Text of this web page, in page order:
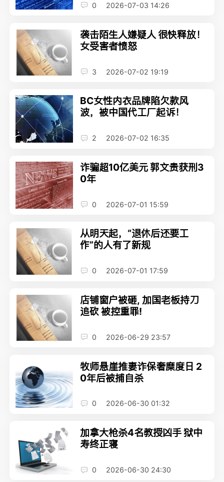
0 2026-07-03 14:26
袭击陌生人嫌疑人 很快释放！
女受害者愤怒
3 2026-07-02 19:19
BC女性内衣品牌陷欠款风
波，被中国代工厂起诉！
2 2026-07-02 16:35
诈骗超10亿美元 郭文贵获刑3
0年
0 2026-07-01 15:59
从明天起，“退休后还要工
作”的人有了新规
0 2026-07-01 17:59
店铺窗户被砸, 加国老板持刀
追砍 被控重罪!
0 2026-06-29 23:57
牧师悬崖推妻诈保奢糜度日 2
0年后被捕自杀
0 2026-06-30 01:32
加拿大枪杀4名教授凶手 狱中
寿终正寝
0 2026-06-30 24:30